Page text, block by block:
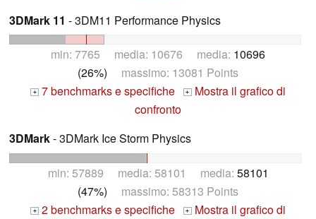
3DMark 11 - 3DM11 Performance Physics
min: 7765 media: 10676 media: 10696
(26%) massimo: 13081 Points
+ 7 benchmarks e specifiche + Mostra il grafico di
confronto
3DMark- 3DMark Ice Storm Physics
min: 57889 media: 58101 media: 58101
(47%) massimo: 58313 Points
+ 2 benchmarks e specifiche + Mostra il grafico di